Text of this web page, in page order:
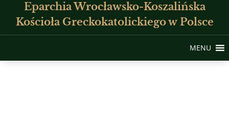
Eparchia Wrocławsko-Koszalińska
Kościoła Greckokatolickiego w Polsce
MENU